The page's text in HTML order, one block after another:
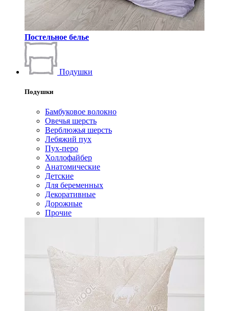
Постельное белье
Подушки
Подушки
Бамбуковое волокно
Овечья шерсть
Верблюжья шерсть
Лебяжий пух
Пух-перо
Холлофайбер
Анатомические
Детские
Для беременных
Декоративные
Дорожные
Прочие